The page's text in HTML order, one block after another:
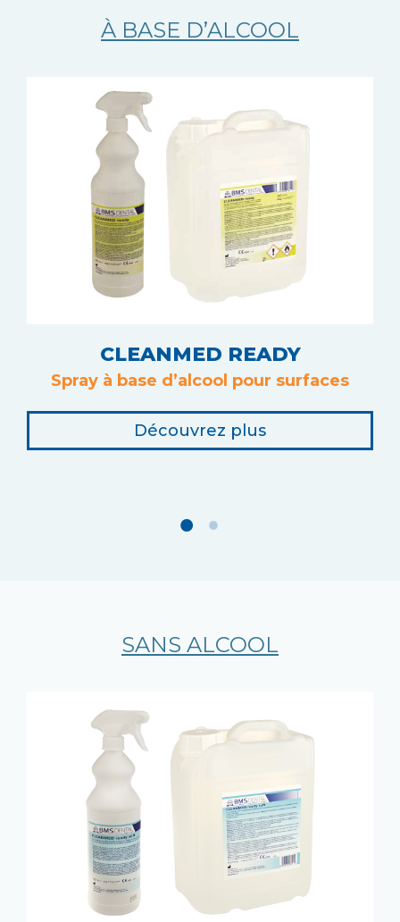
À BASE D’ALCOOL
CLEANMED READY
Spray à base d’alcool pour surfaces
Découvrez plus
SANS ALCOOL